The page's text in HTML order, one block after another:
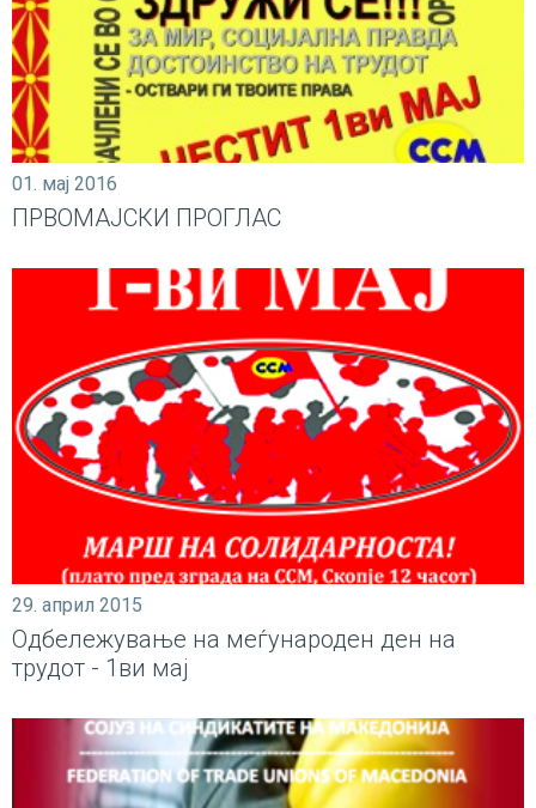
01. мај 2016
ПРВОМАЈСКИ ПРОГЛАС
29. април 2015
Одбележување на меѓународен ден на
трудот - 1ви мај